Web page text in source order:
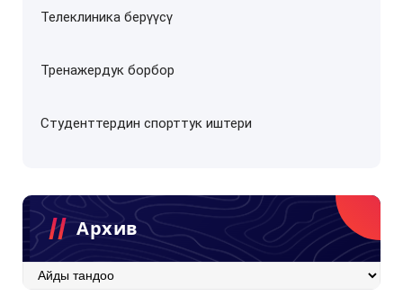
Телеклиника берүүсү
Тренажердук борбор
Студенттердин спорттук иштери
Архив
Архив